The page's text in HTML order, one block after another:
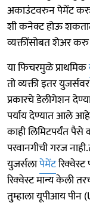
अकाउंटवरुन पेमेंट
शी कनेक्ट होऊ
व्यक्तींसोबत शेअर
या फिचरमुळे प्राथमिक
तो व्यक्ती इतर
प्रकारचे डेलीगेशन
पर्याय देण्यात आले
काही लिमिटपर्यंत पैसे
परवानगीची गरज
युजर्सलापेमेंटरिक्वेस्ट
रिक्वेस्ट मान्य केली
तु्म्हाला यूपीआय पीन